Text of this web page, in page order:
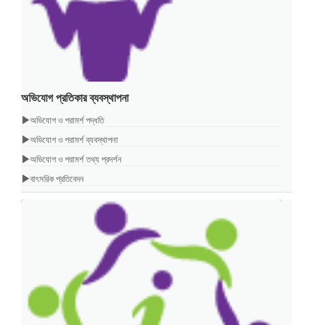
অভিযোগ প্রতিকার ব্যবস্থাপনা
অভিযোগ ও পরামর্শ পদ্ধতি
অভিযোগ ও পরামর্শ ব্যবস্থাপনা
অভিযোগ ও পরামর্শ তথ্য প্রদর্শন
বাৎসরিক প্রতিবেদন